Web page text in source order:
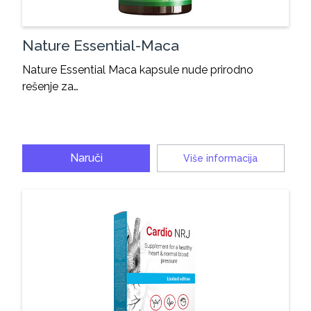
Nature Essential-Maca
Nature Essential Maca kapsule nude prirodno
rešenje za…
Naruči Više informacija